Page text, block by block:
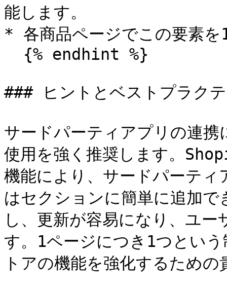
能します。
* 各商品ページでこの要素を
### ヒントとベストプラク
サードパーティアプリの連
使用を強く推奨します。
機能により、サードパーテ
はセクションに簡単に追加
し、更新が容易になり、ユ
す。1ページにつき1つとい
トアの機能を強化するため